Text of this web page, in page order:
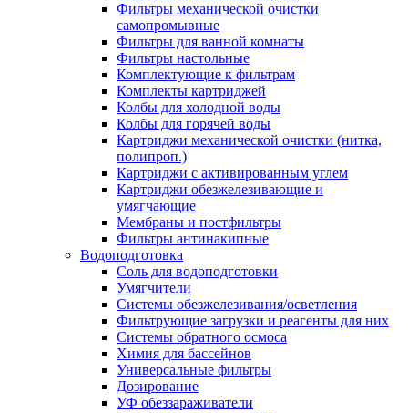
Фильтры механической очистки
самопромывные
Фильтры для ванной комнаты
Фильтры настольные
Комплектующие к фильтрам
Комплекты картриджей
Колбы для холодной воды
Колбы для горячей воды
Картриджи механической очистки (нитка,
полипроп.)
Картриджи с активированным углем
Картриджи обезжелезивающие и
умягчающие
Мембраны и постфильтры
Фильтры антинакипные
Водоподготовка
Соль для водоподготовки
Умягчители
Системы обезжелезивания/осветления
Фильтрующие загрузки и реагенты для них
Системы обратного осмоса
Химия для бассейнов
Универсальные фильтры
Дозирование
УФ обеззараживатели